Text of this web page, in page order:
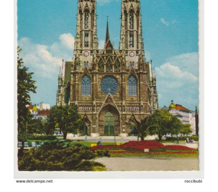
Veuillez patienter, nous
chargeons les cartes postales
…